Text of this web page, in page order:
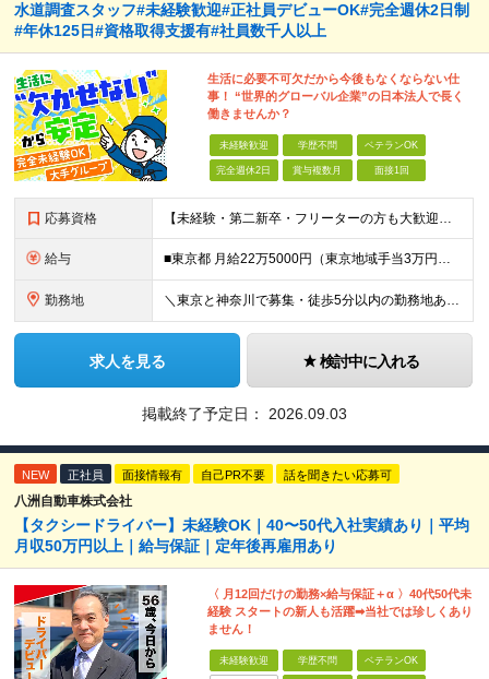
水道調査スタッフ#未経験歓迎#正社員デビューOK#完全週休2日制
#年休125日#資格取得支援有#社員数千人以上
生活に必要不可欠だから今後もなくならない仕
事！ “世界的グローバル企業”の日本法人で長く
働きませんか？
未経験歓迎 学歴不問 ベテランOK
完全週休2日 賞与複数月 面接1回
応募資格 【未経験・第二新卒・フリーターの方も大歓迎！】 ●高卒以上 ●要普通自動車免許（AT限定可） ※特別な経験やスキルは一切不問です！ ★求める人物像★ ・「ほどほどに、無理なく長く働きたい」方 ・安定
給与 ■東京都 月給22万5000円（東京地域手当3万円含）～25万円＋残業代全額支給＋各種手当 ■神奈川県 月給19万5000円～24万円＋残業代全額支給＋各種手当 ※年齢・経験を考慮し決定 ※試用期
勤務地 ＼東京と神奈川で募集・徒歩5分以内の勤務地あり／ ■根岸事務所 東京都台東区根岸5-6-14 根岸5光ビル ■阿佐ヶ谷事務所 東京都杉並区成田東4-38-25 ■大橋事務所 東京都目黒区大橋2-8-1
求人を見る 検討中に入れる
掲載終了予定日： 2026.09.03
NEW 正社員 面接情報有 自己PR不要 話を聞きたい応募可
八洲自動車株式会社
【タクシードライバー】未経験OK｜40〜50代入社実績あり｜平均
月収50万円以上｜給与保証｜定年後再雇用あり
〈 月12回だけの勤務×給与保証＋α 〉40代50代未
経験 スタートの新人も活躍➡︎当社では珍しくあり
ません！
未経験歓迎 学歴不問 ベテランOK